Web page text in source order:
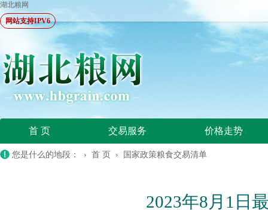
湖北粮网
网站支持IPV6
首 页 交易服务 价格走势
您是什么的地段： › 首 页 › 国家政策粮食交易清单
2023年8月1日